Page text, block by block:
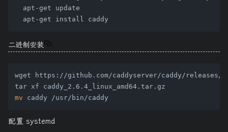
  apt-get update
二进制安装
wget https://github.com/caddyserver/caddy/releases/
mv
配置 systemd